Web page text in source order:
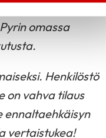
ja erityisesti
omassa
Henkilöstö
on vahva tilaus
ennaltaehkäisyn
vertaistukea!